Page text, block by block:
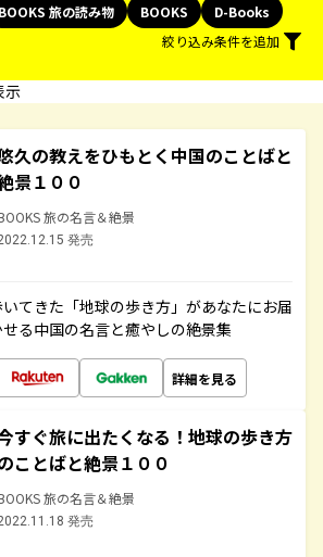
BOOKS 旅の読み物 BOOKS
D-Books
絞り込み条件を追加
示
久の教えをひもとく中国のことばと
景１００
旅の名言＆絶景
発売
てきた「地球の歩き方」があなたにお届
る中国の名言と癒やしの絶景集
詳細を見る
すぐ旅に出たくなる！地球の歩き方
ことばと絶景１００
旅の名言＆絶景
発売